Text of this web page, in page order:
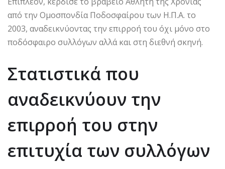
από την Ομοσπονδία Ποδοσφαίρου των Η.Π.Α. το
2003, αναδεικνύοντας την επιρροή του όχι μόνο στο
ποδόσφαιρο συλλόγων αλλά και στη διεθνή σκηνή.
Στατιστικά που
αναδεικνύουν την
επιρροή του στην
επιτυχία των συλλόγων